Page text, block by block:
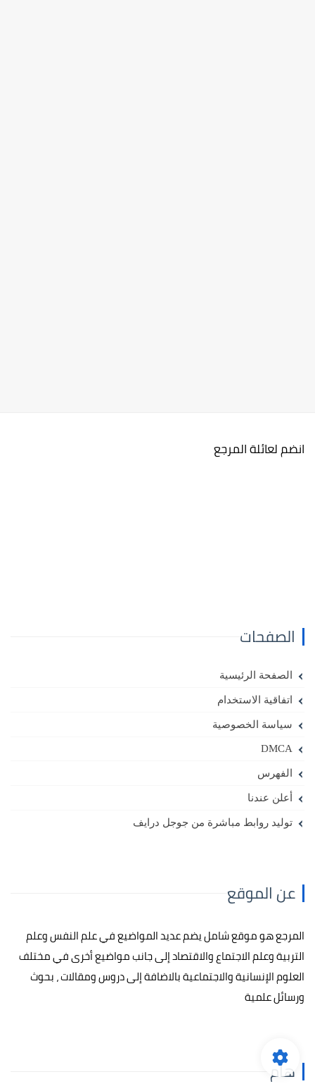
انضم لعائلة المرجع
الصفحات
الصفحة الرئيسية
اتفاقية الاستخدام
سياسة الخصوصية
DMCA
الفهرس
أعلن عندنا
توليد روابط مباشرة من جوجل درايف
عن الموقع
المرجع هو موقع شامل يضم عديد المواضيع في علم النفس وعلم
التربية وعلم الاجتماع والاقتصاد إلى جانب مواضيع أخرى في مختلف
العلوم الإنسانية والاجتماعية بالاضافة إلى دروس ومقالات ، بحوث
ورسائل علمية
هام